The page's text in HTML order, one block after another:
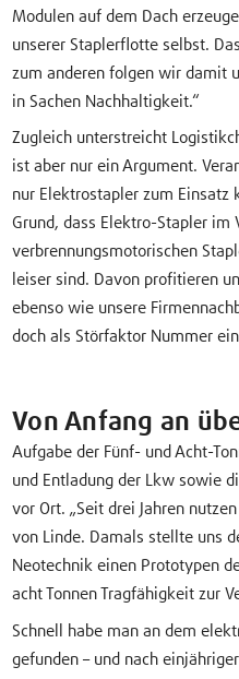
Modulen auf dem Dach
unserer Staplerflotte selbst.
zum anderen folgen wir damit
in Sachen Nachhaltigkeit.“
Zugleich unterstreicht
ist aber nur ein Argument.
nur Elektrostapler zum Einsatz
Grund, dass Elektro-Stapler im
verbrennungsmotorischen
leiser sind. Davon profitieren
ebenso wie unsere
doch als Störfaktor Nummer
Von Anfang an
Aufgabe der Fünf- und Acht-
und Entladung der Lkw sowie
vor Ort. „Seit drei Jahren
von Linde. Damals stellte uns
Neotechnik einen Prototypen
acht Tonnen Tragfähigkeit zur
Schnell habe man an dem
gefunden – und nach